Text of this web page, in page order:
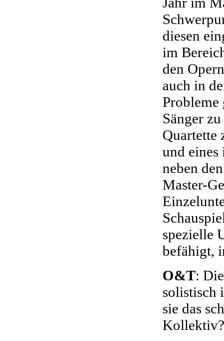
diesen
im
den
auch in
Probleme
Sänger
Quartette
und
neben
Master-
spezielle
befähigt,
O&T:
solistisch
sie das
Kollektiv?